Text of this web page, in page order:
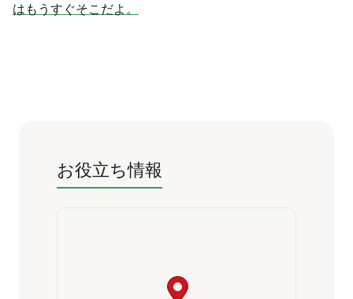
はもうすぐそこだよ。
お役立ち情報